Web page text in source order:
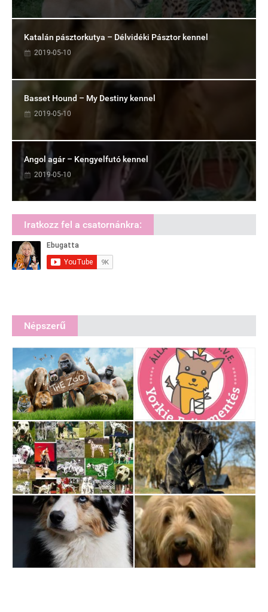
Katalán pásztorkutya – Délvidéki Pásztor kennel
2019-05-10
Basset Hound – My Destiny kennel
2019-05-10
Angol agár – Kengyelfutó kennel
2019-05-10
Iratkozz fel a csatornánkra:
Népszerű